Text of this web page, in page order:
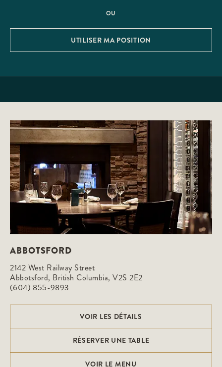
OU
UTILISER MA POSITION
ABBOTSFORD
2142 West Railway Street
Abbotsford, British Columbia, V2S 2E2
(604) 855-9893
VOIR LES DÉTAILS
RÉSERVER UNE TABLE
VOIR LE MENU